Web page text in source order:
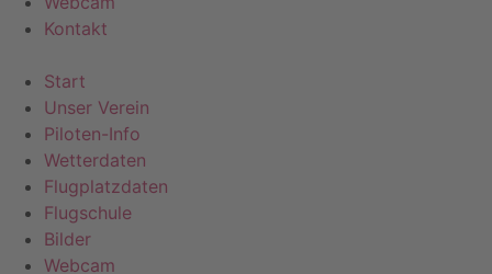
Kontakt
Start
Unser Verein
Piloten-Info
Wetterdaten
Flugplatzdaten
Flugschule
Bilder
Webcam